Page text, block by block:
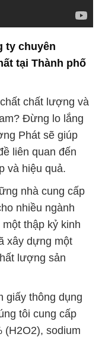
ty chuyên
tại Thành phố
chất lượng và
Đừng lo lắng
Phát sẽ giúp
liên quan đến
và hiệu quả.
nhà cung cấp
nhiều ngành
thập kỷ kinh
xây dựng một
lượng sản
giấy thông dụng
tôi cung cấp
(H2O2), sodium